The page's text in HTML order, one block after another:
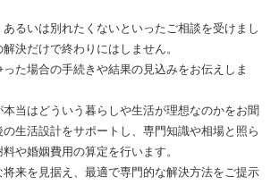
るいは別れたくないといったご相談を受けまし
決だけで終わりにはしません。
た場合の手続きや結果の見込みをお伝えしま
当はどういう暮らしや生活が理想なのかをお聞
生活設計をサポートし、専門知識や相場と照ら
や婚姻費用の算定を行います。
来を見据え、最適で専門的な解決方法をご提示